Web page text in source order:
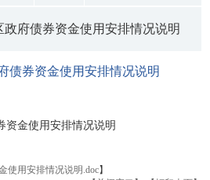
政府债券资金使用安排情况说明
债券资金使用安排情况说明
资金使用安排情况说明
使用安排情况说明.doc】